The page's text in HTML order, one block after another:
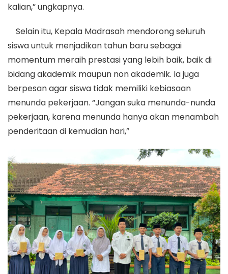
kalian,” ungkapnya.
Selain itu, Kepala Madrasah mendorong seluruh
siswa untuk menjadikan tahun baru sebagai
momentum meraih prestasi yang lebih baik, baik di
bidang akademik maupun non akademik. Ia juga
berpesan agar siswa tidak memiliki kebiasaan
menunda pekerjaan. “Jangan suka menunda-nunda
pekerjaan, karena menunda hanya akan menambah
penderitaan di kemudian hari,”